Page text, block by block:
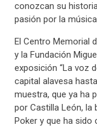
conozcan su
pasión por la
El Centro Memorial
y la Fundación
exposición “La voz
capital alavesa
muestra, que ya ha
por Castilla León, la
Poker y que ha sido